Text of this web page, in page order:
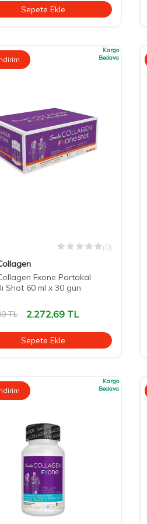
Sepete Ekle
Kargo
Bedava
(0)
Fxone Portakal
Shot 60 ml x 30 gün
TL 2.272,69 TL
Sepete Ekle
Kargo
Bedava